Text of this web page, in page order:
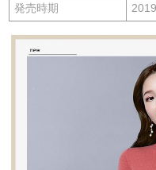
発売時期